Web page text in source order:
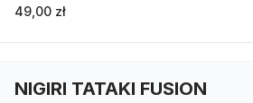
49,00 zł
NIGIRI TATAKI FUSION